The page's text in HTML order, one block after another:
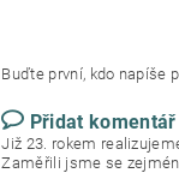
Buďte první, kdo napíše
Přidat komentář
Již 23. rokem
Zaměřili jsme se